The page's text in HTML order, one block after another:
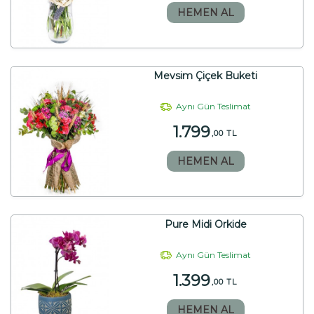
HEMEN AL
Mevsim Çiçek Buketi
Aynı Gün Teslimat
1.799 ,00 TL
HEMEN AL
Pure Midi Orkide
Aynı Gün Teslimat
1.399 ,00 TL
HEMEN AL